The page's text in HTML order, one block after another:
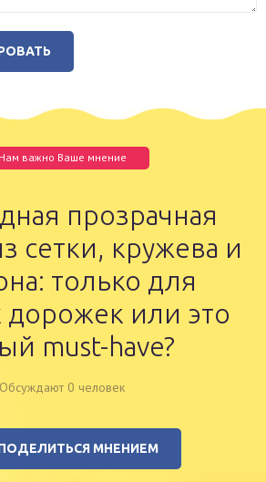
Нам важно Ваше мнение
прозрачная
сетки, кружева и
только для
дорожек или это
must-have?
Обсуждают 0 человек
МНЕНИЕМ